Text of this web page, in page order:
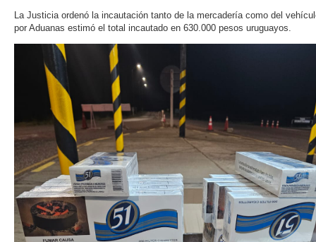
La Justicia ordenó la incautación tanto de la mercadería como del
por Aduanas estimó el total incautado en 630.000 pesos uruguayos.